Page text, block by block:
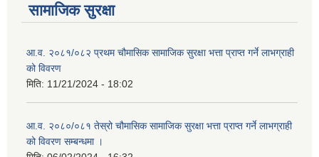
सामाजिक सुरक्षा
आ.व. २०८१/०८२ प्रथम चौमासिक सामाजिक सुरक्षा भत्ता प्राप्त गर्ने लाभग्राही
को विवरण
मिति: 11/21/2024 - 18:02
आ.व. २०८०/०८१ तेस्रो चौमासिक सामाजिक सुरक्षा भत्ता प्राप्त गर्ने लाभग्राही
को विवरण सम्बन्धमा ।